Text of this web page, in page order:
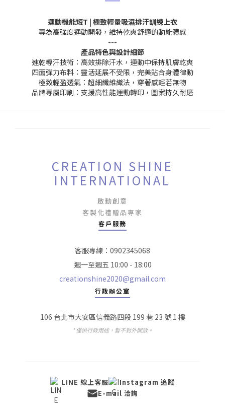
運動機能短T | 極致輕量吸濕排汗訓練上衣
專為高強度運動開發，維持乾爽舒適的動能體感
---
產品特色與設計細節
速乾導汗技術：高效排除汗水，運動中保持肌膚乾爽
四面彈力布料：靈活延展不受限，完美貼合身體律動
極致輕盈透氣：超細纖維織法，穿著感輕若無物
品牌專屬印刷：支援高性能運動轉印，圖案持久耐磨
CREATION SHINE
INTERNATIONAL
啟動創意
客製化禮贈品專家
客戶服務
客服專線：0902345068
週一至週五 10:00 - 18:00
creationshine2020@gmail.com
行政辦公室
106 台北市大安區信義路四段 199 巷 23 號 1 樓
* 僅供行政用途，暫不對外開放。
LINE 線上客服
Instagram 追蹤
E-mail 洽詢